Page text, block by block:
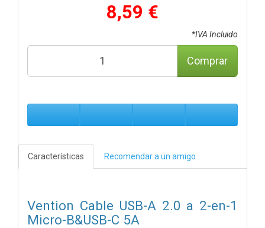
8,59 €
*IVA Incluido
Comprar
Características Recomendar a un amigo
Vention Cable USB-A 2.0 a 2-en-1
Micro-B&USB-C 5A